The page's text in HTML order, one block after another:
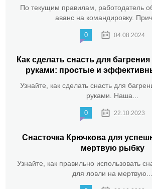
По текущим правилам, работодатель
аванс на командировку.
0 04.08.2024
Как сделать снасть для
руками: простые и
Узнайте, как сделать снасть для
руками. Наша...
0 22.10.2023
Снасточка Крючкова для
мертвую рыбку
Узнайте, как правильно использовать
для ловли на мертвую...